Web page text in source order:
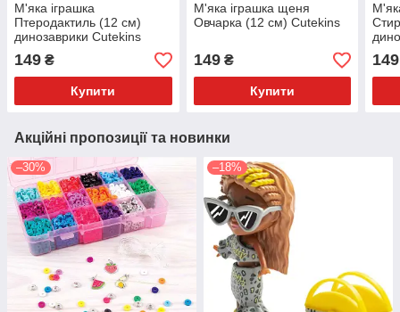
М'яка іграшка
Птеродактиль (12 см)
динозаврики Cutekins
149 ₴
Купити
М'яка іграшка щеня
Овчарка (12 см) Cutekins
149₴
Купити
149
Акційні пропозиції та новинки
–30% –18%